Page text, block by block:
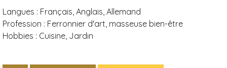
Langues : Français, Anglais, Allemand
Profession : Ferronnier d'art, masseuse bien-être
Hobbies : Cuisine, Jardin